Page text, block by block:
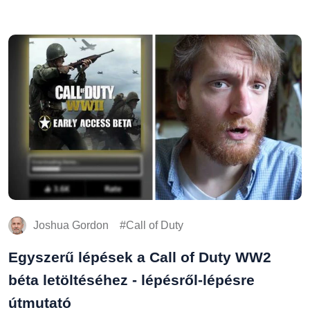
Joshua Gordon Call of Duty
Egyszerű lépések a Call of Duty WW2
béta letöltéséhez - lépésről-lépésre
útmutató